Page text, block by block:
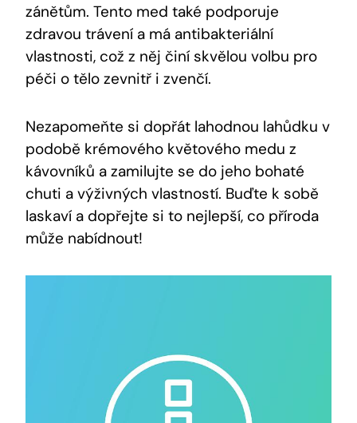
zánětům. Tento med také podporuje
zdravou trávení a má antibakteriální
vlastnosti, což z něj činí skvělou volbu pro
péči o tělo zevnitř i zvenčí.
Nezapomeňte si dopřát lahodnou lahůdku v
podobě krémového květového medu z
kávovníků a zamilujte se do jeho bohaté
chuti a výživných vlastností. Buďte k sobě
laskaví a dopřejte si to nejlepší, co příroda
může nabídnout!